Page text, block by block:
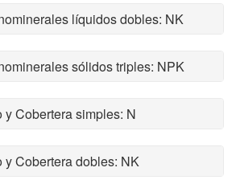
líquidos dobles: NK
sólidos triples: NPK
Cobertera simples: N
Cobertera dobles: NK